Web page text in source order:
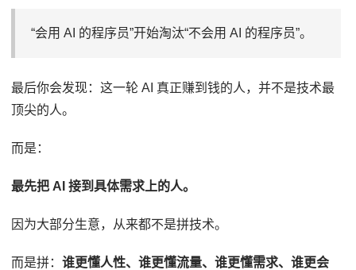
“会用 AI 的程序员”开始淘汰“不会用 AI 的程序员”。
最后你会发现：这一轮 AI 真正赚到钱的人，并不是技术最
顶尖的人。
而是：
最先把 AI 接到具体需求上的人。
因为大部分生意，从来都不是拼技术。
而是拼：谁更懂人性、谁更懂流量、谁更懂需求、谁更会